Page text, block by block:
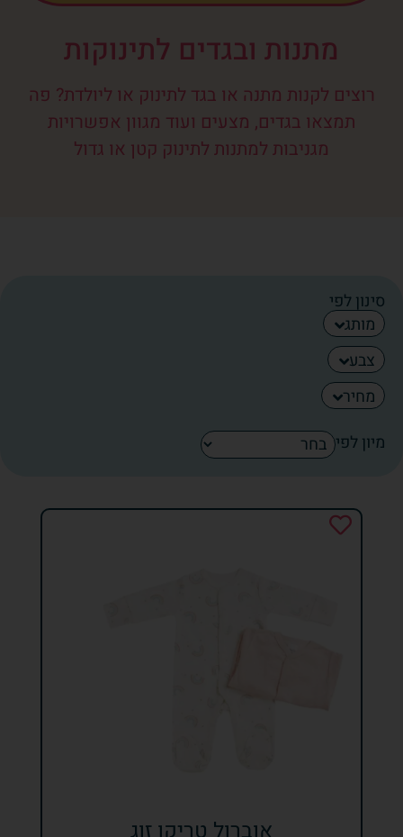
מתנות ובגדים לתינוקות
רוצים לקנות מתנה או בגד לתינוק או ליולדת? פה
תמצאו בגדים, מצעים ועוד מגוון אפשרויות
מגניבות למתנות לתינוק קטן או גדול
סינון לפי
מותג
צבע
מחיר
מיון לפי